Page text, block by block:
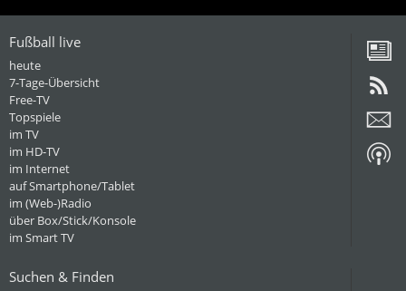
Fußball live
heute
7-Tage-Übersicht
Free-TV
Topspiele
im TV
im HD-TV
im Internet
auf Smartphone/Tablet
im (Web-)Radio
über Box/Stick/Konsole
im Smart TV
Suchen & Finden